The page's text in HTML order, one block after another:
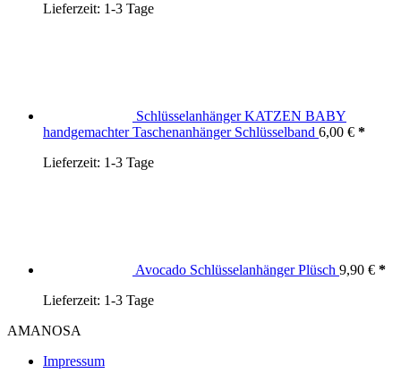
Lieferzeit: 1-3 Tage
Schlüsselanhänger KATZEN BABY
handgemachter Taschenanhänger Schlüsselband 6,00 €
Lieferzeit: 1-3 Tage
Avocado Schlüsselanhänger Plüsch 9,90 €
Lieferzeit: 1-3 Tage
AMANOSA
Impressum